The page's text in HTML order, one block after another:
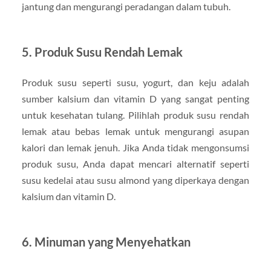
jantung dan mengurangi peradangan dalam tubuh.
5. Produk Susu Rendah Lemak
Produk susu seperti susu, yogurt, dan keju adalah
sumber kalsium dan vitamin D yang sangat penting
untuk kesehatan tulang. Pilihlah produk susu rendah
lemak atau bebas lemak untuk mengurangi asupan
kalori dan lemak jenuh. Jika Anda tidak mengonsumsi
produk susu, Anda dapat mencari alternatif seperti
susu kedelai atau susu almond yang diperkaya dengan
kalsium dan vitamin D.
6. Minuman yang Menyehatkan